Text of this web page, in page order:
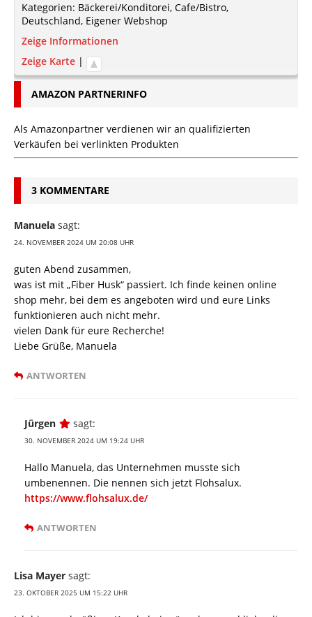
Kategorien: Bäckerei/Konditorei, Cafe/Bistro,
Deutschland, Eigener Webshop
Zeige Informationen
Zeige Karte |
AMAZON PARTNERINFO
Als Amazonpartner verdienen wir an qualifizierten
Verkäufen bei verlinkten Produkten
3 KOMMENTARE
Manuela sagt:
24. NOVEMBER 2024 UM 20:08 UHR
guten Abend zusammen,
was ist mit „Fiber Husk“ passiert. Ich finde keinen online
shop mehr, bei dem es angeboten wird und eure Links
funktionieren auch nicht mehr.
vielen Dank für eure Recherche!
Liebe Grüße, Manuela
ANTWORTEN
Jürgen sagt:
30. NOVEMBER 2024 UM 19:24 UHR
Hallo Manuela, das Unternehmen musste sich
umbenennen. Die nennen sich jetzt Flohsalux.
https://www.flohsalux.de/
ANTWORTEN
Lisa Mayer sagt:
23. OKTOBER 2025 UM 15:22 UHR